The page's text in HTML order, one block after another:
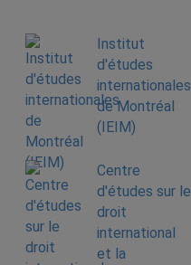
Institut
d'études
internationales
de Montréal
(IEIM)
Centre
d'études sur le
droit
international
et la